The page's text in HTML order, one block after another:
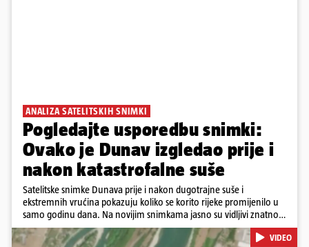
ANALIZA SATELITSKIH SNIMKI
Pogledajte usporedbu snimki:
Ovako je Dunav izgledao prije i
nakon katastrofalne suše
Satelitske snimke Dunava prije i nakon dugotrajne suše i
ekstremnih vrućina pokazuju koliko se korito rijeke promijenilo u
samo godinu dana. Na novijim snimkama jasno su vidljivi znatno
veći pješčani sprudovi i sužene vodene površine, što svjedoči o
povijesno niskim vodostajima. Promjene su zabilježene duž cijelog
VIDEO